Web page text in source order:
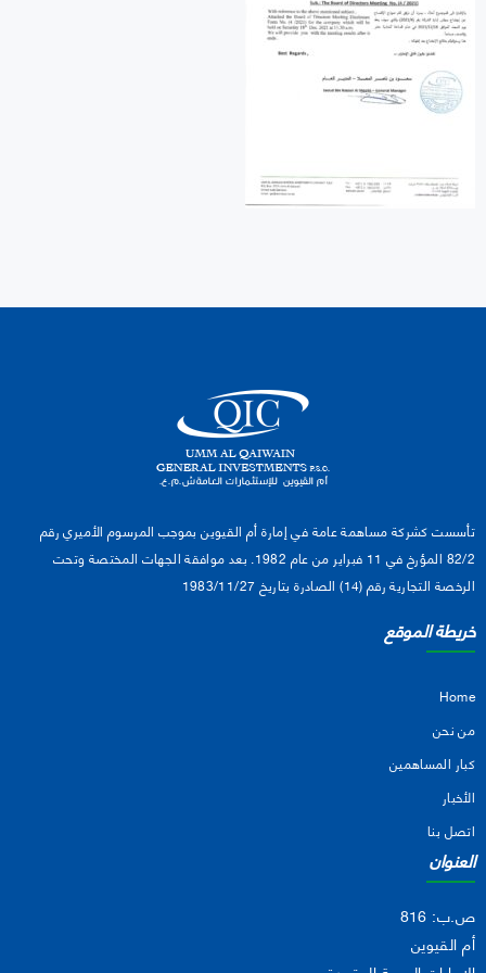
تأسست كشركة مساهمة عامة في إمارة أم القيوين بموجب المرسوم الأميري رقم
82/2 المؤرخ في 11 فبراير من عام 1982. بعد موافقة الجهات المختصة وتحت
الرخصة التجارية رقم (14) الصادرة بتاريخ 1983/11/27
خريطة الموقع
Home
من نحن
كبار المساهمين
الأخبار
اتصل بنا
العنوان
ص.ب: 816
أم القيوين